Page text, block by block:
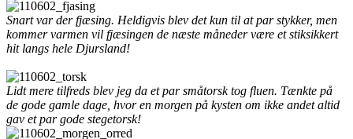
Snart var der fjæsing. Heldigvis blev det kun til at par stykker, men
kommer varmen vil fjæsingen de næste måneder være et stiksikkert
hit langs hele Djursland!
Lidt mere tilfreds blev jeg da et par småtorsk tog fluen. Tænkte på
de gode gamle dage, hvor en morgen på kysten om ikke andet altid
gav et par gode stegetorsk!